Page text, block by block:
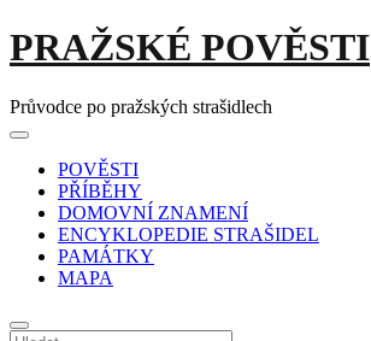
Skip
to
PRAŽSKÉ POVĚSTI
Průvodce po pražských strašidlech
Menu
POVĚSTI
PŘÍBĚHY
DOMOVNÍ ZNAMENÍ
ENCYKLOPEDIE STRAŠIDEL
PAMÁTKY
MAPA